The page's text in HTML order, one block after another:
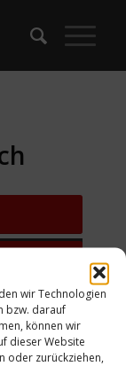
wir Technologien
bzw. darauf
können wir
dieser Website
oder zurückziehen,